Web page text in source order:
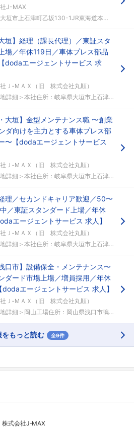
ローしました
もフォローしませんか？
J-MAX
垣市上石津町乙坂130-1JR東海道本線「...
垣】経理（課長代理）／東証スタ
場／年休119日／車体プレス部品
dodaエージェントサービス 求
Ｊ‐ＭＡＸ（旧 株式会社丸順）
詳細＞本社住所：岐阜県大垣市上石津町乙坂1...
大垣】金型メンテナンス職 〜創業
ダ向けを主力とする車体プレス部
〜【dodaエージェントサービス
Ｊ‐ＭＡＸ（旧 株式会社丸順）
詳細＞本社住所：岐阜県大垣市上石津町乙坂1...
理／セカンドキャリア歓迎／50〜
／東証スタンダード上場／年休
エージェントサービス 求人】
Ｊ‐ＭＡＸ（旧 株式会社丸順）
詳細＞本社住所：岐阜県大垣市上石津町乙坂1...
口市】設備保全・メンテナンス〜
ダード市場上場／増員採用／年休
エージェントサービス 求人】
Ｊ‐ＭＡＸ（旧 株式会社丸順）
詳細＞岡山工場住所：岡山県浅口市鴨方町六条...
をもっと読む 全9件
株式会社J‐MAX